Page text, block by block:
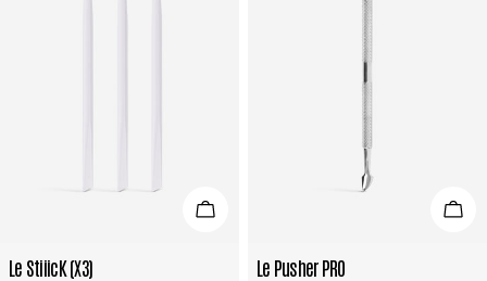
Ajouter Au Panier
Taper:
Le StiiicK (X3) Taper:
Le Pusher PRO